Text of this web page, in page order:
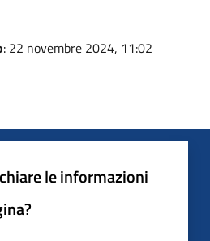
: 22 novembre 2024, 11:02
le informazioni